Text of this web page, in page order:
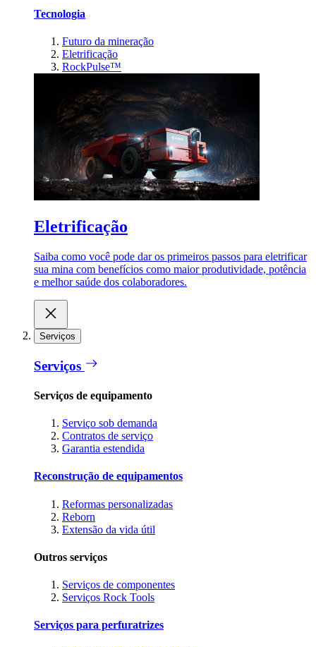
Tecnologia
Futuro da mineração
Eletrificação
RockPulse™
Eletrificação
Saiba como você pode dar os primeiros passos para eletrificar
sua mina com benefícios como maior produtividade, potência
e melhor saúde dos colaboradores.
Serviços
Serviços
Serviços de equipamento
Serviço sob demanda
Contratos de serviço
Garantia estendida
Reconstrução de equipamentos
Reformas personalizadas
Reborn
Extensão da vida útil
Outros serviços
Serviços de componentes
Serviços Rock Tools
Serviços para perfuratrizes